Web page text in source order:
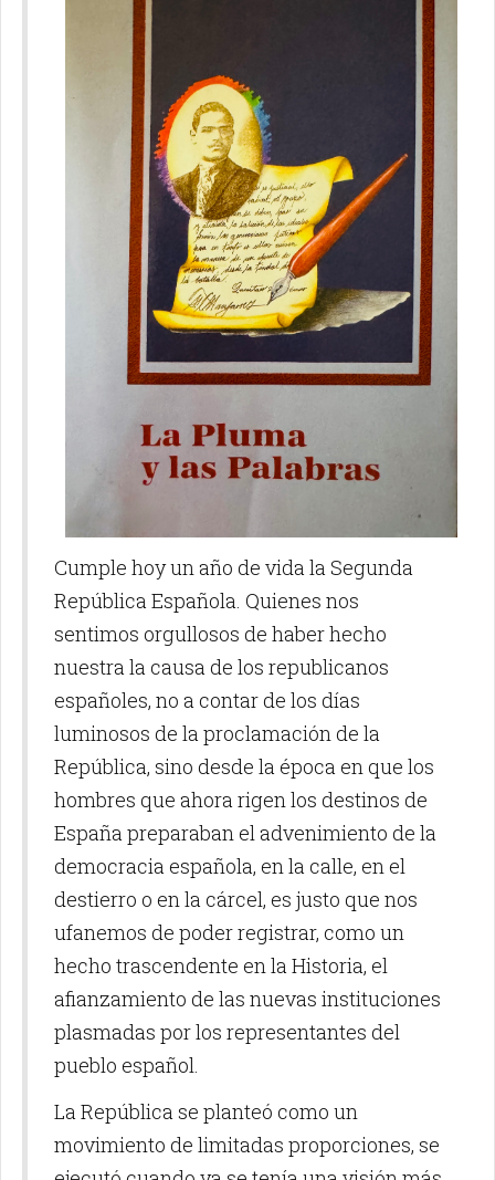
Cumple hoy un año de vida la Segunda
República Española. Quienes nos
sentimos orgullosos de haber hecho
nuestra la causa de los republicanos
españoles, no a contar de los días
luminosos de la proclamación de la
República, sino desde la época en que los
hombres que ahora rigen los destinos de
España preparaban el advenimiento de la
democracia española, en la calle, en el
destierro o en la cárcel, es justo que nos
ufanemos de poder registrar, como un
hecho trascendente en la Historia, el
afianzamiento de las nuevas instituciones
plasmadas por los representantes del
pueblo español.
La República se planteó como un
movimiento de limitadas proporciones, se